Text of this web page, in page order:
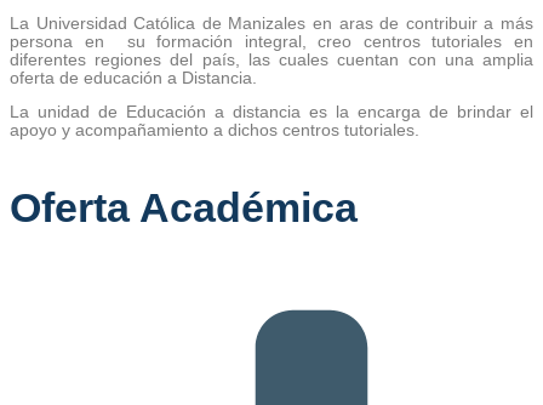
La Universidad Católica de Manizales en aras de contribuir a más
persona en su formación integral, creo centros tutoriales en
diferentes regiones del país, las cuales cuentan con una amplia
oferta de educación a Distancia.
La unidad de Educación a distancia es la encarga de brindar el
apoyo y acompañamiento a dichos centros tutoriales.
Oferta Académica